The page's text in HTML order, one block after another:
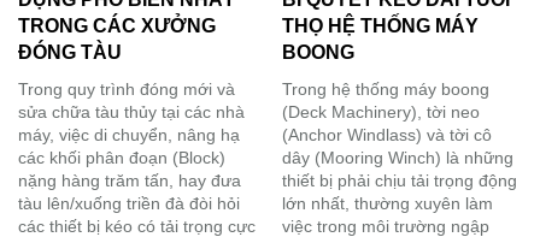
TRONG CÁC XƯỞNG
ĐÓNG TÀU
Trong quy trình đóng mới và
sửa chữa tàu thủy tại các nhà
máy, việc di chuyển, nâng hạ
các khối phân đoạn (Block)
nặng hàng trăm tấn, hay đưa
tàu lên/xuống triền đà đòi hỏi
các thiết bị kéo có tải trọng cực
THỌ HỆ THỐNG MÁY
BOONG
Trong hệ thống máy boong
(Deck Machinery), tời neo
(Anchor Windlass) và tời cô
dây (Mooring Winch) là những
thiết bị phải chịu tải trọng động
lớn nhất, thường xuyên làm
việc trong môi trường ngập